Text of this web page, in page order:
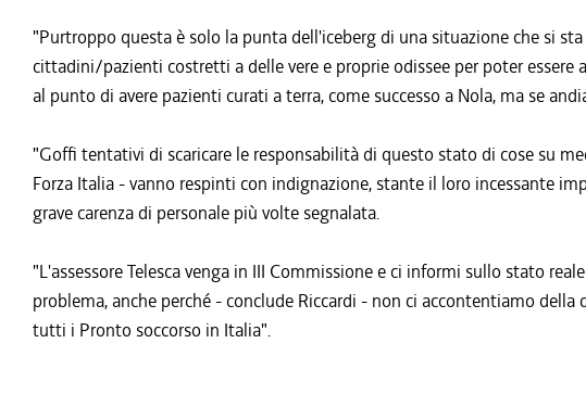
"Purtroppo questa è solo la punta dell'iceberg di una situazione che si
cittadini/pazienti costretti a delle vere e proprie odissee per poter essere
al punto di avere pazienti curati a terra, come successo a Nola, ma se
"Goffi tentativi di scaricare le responsabilità di questo stato di cose su
Forza Italia - vanno respinti con indignazione, stante il loro incessante
grave carenza di personale più volte segnalata.
"L'assessore Telesca venga in III Commissione e ci informi sullo stato
problema, anche perché - conclude Riccardi - non ci accontentiamo
tutti i Pronto soccorso in Italia".